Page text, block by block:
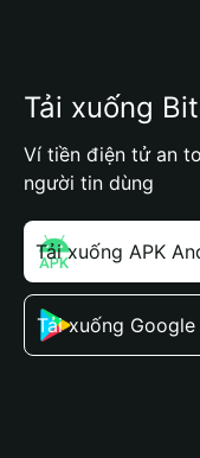
Tải xuống
Ví tiền điện tử an
người tin dùng
Tải xuống APK
Tải xuống Google